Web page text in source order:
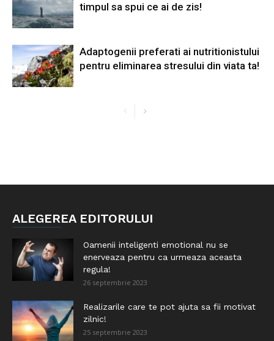
timpul sa spui ce ai de zis!
Adaptogenii preferati ai nutritionistului
pentru eliminarea stresului din viata ta!
ALEGEREA EDITORULUI
Oamenii inteligenti emotional nu se
enerveaza pentru ca urmeaza aceasta
regula!
26 septembrie 2023
Realizarile care te pot ajuta sa fii motivat
zilnic!
25 septembrie 2023